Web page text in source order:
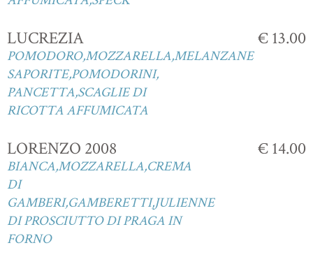
LUCREZIA
POMODORO,MOZZARELLA,MELANZANE
SAPORITE,POMODORINI,
PANCETTA,SCAGLIE DI
RICOTTA AFFUMICATA
€ 13.00
LORENZO 2008
BIANCA,MOZZARELLA,CREMA
DI
GAMBERI,GAMBERETTI,JULIENNE
DI PROSCIUTTO DI PRAGA IN
FORNO
€ 14.00